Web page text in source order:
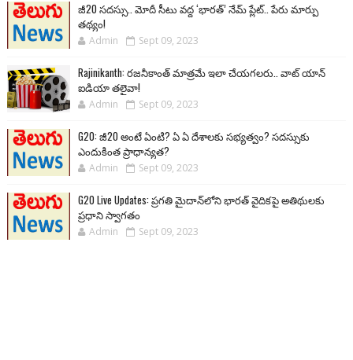
జీ20 సదస్సు.. మోదీ సీటు వద్ద ‘భారత్’ నేమ్ ప్లేట్‌.. పేరు మార్పు
తథ్యం!
Admin Sept 09, 2023
Rajinikanth: రజనీకాంత్ మాత్రమే ఇలా చేయగలరు.. వాట్ యాన్
ఐడియా తలైవా!
Admin Sept 09, 2023
G20: జీ20 అంటే ఏంటి? ఏ ఏ దేశాలకు సభ్యత్వం? సదస్సుకు
ఎందుకింత ప్రాధాన్యత?
Admin Sept 09, 2023
G20 Live Updates: ప్రగతి మైదాన్‌లోని భారత్ వైదికపై అతిథులకు
ప్రధాని స్వాగతం
Admin Sept 09, 2023